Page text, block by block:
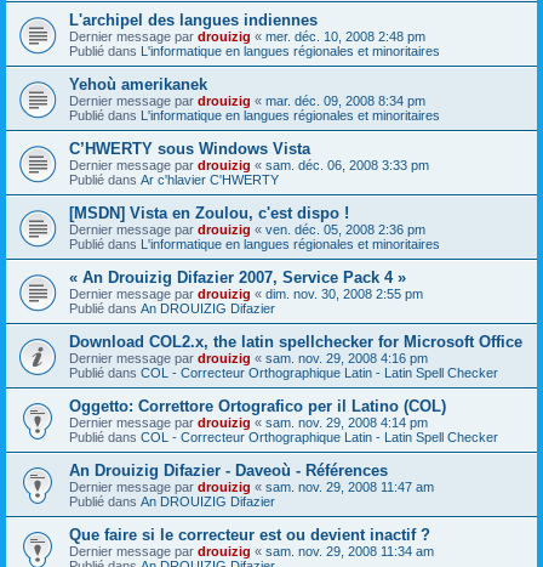
L'archipel des langues indiennes
Dernier message par drouizig « mer. déc. 10, 2008 2:48 pm
Publié dans L'informatique en langues régionales et minoritaires
Yehoù amerikanek
Dernier message par drouizig « mar. déc. 09, 2008 8:34 pm
Publié dans L'informatique en langues régionales et minoritaires
C’HWERTY sous Windows Vista
Dernier message par drouizig « sam. déc. 06, 2008 3:33 pm
Publié dans Ar c'hlavier C'HWERTY
[MSDN] Vista en Zoulou, c'est dispo !
Dernier message par drouizig « ven. déc. 05, 2008 2:36 pm
Publié dans L'informatique en langues régionales et minoritaires
« An Drouizig Difazier 2007, Service Pack 4 »
Dernier message par drouizig « dim. nov. 30, 2008 2:55 pm
Publié dans An DROUIZIG Difazier
Download COL2.x, the latin spellchecker for Microsoft Office
Dernier message par drouizig « sam. nov. 29, 2008 4:16 pm
Publié dans COL - Correcteur Orthographique Latin - Latin Spell Checker
Oggetto: Correttore Ortografico per il Latino (COL)
Dernier message par drouizig « sam. nov. 29, 2008 4:14 pm
Publié dans COL - Correcteur Orthographique Latin - Latin Spell Checker
An Drouizig Difazier - Daveoù - Références
Dernier message par drouizig « sam. nov. 29, 2008 11:47 am
Publié dans An DROUIZIG Difazier
Que faire si le correcteur est ou devient inactif ?
Dernier message par drouizig « sam. nov. 29, 2008 11:34 am